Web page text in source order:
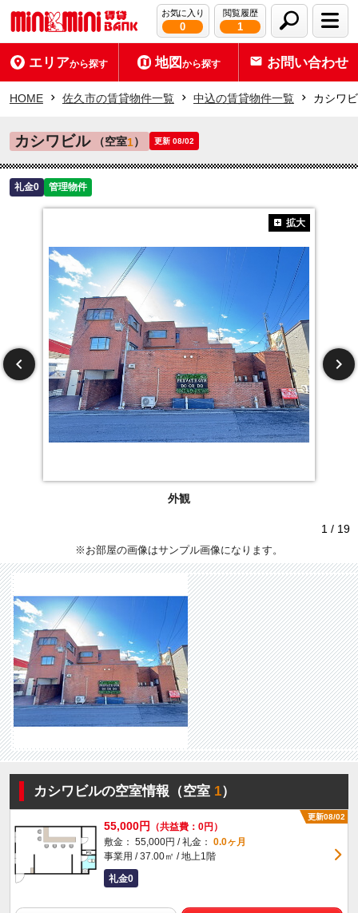
お気に入り
0
閲覧履歴
1
エリアから探す 地図から探す お問い合わせ
HOME 佐久市の賃貸物件一覧 中込の賃貸物件一覧 カシワ
カシワビル （空室1） 更新 08/02
礼金0 管理物件
外観
拡大
1 / 19
※お部屋の画像はサンプル画像になります。
カシワビルの空室情報（空室1）
更新08/02
55,000円
（共益費：0円）
敷金： 55,000円 / 礼金： 0.0ヶ月
事業用 / 37.00㎡ / 地上1階
礼金0